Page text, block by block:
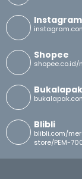
Instagram
Shopee
Bukalapak
Blibli
blibli.com/
store/PEM-